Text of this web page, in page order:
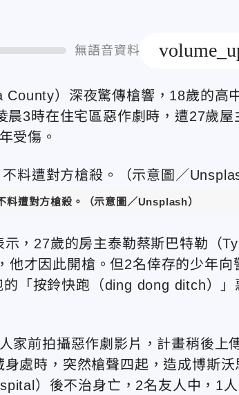
無語音資料
）深夜驚傳槍響，18歲的高
3時在住宅區惡作劇時，遭27歲屋
受傷。
遭對方槍殺。（示意圖／Unsplash）
，27歲的房主泰勒蔡斯巴特勒（
才因此開槍。但2名倖存的少年向
「按鈴快跑（ding dong ditch）」
家前拍攝惡作劇影片，計畫稍後上
處時，突然槍聲四起，造成博斯沃
）後不治身亡，2名友人中，1